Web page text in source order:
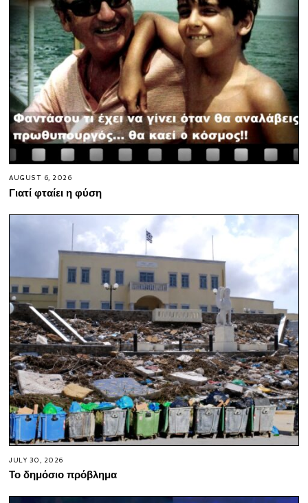
AUGUST 6, 2026
Γιατί φταίει η φύση
JULY 30, 2026
Το δημόσιο πρόβλημα